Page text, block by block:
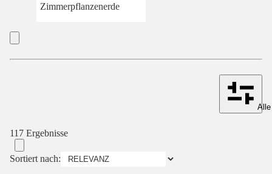
Zimmerpflanzenerde
117 Ergebnisse
Sortiert nach: